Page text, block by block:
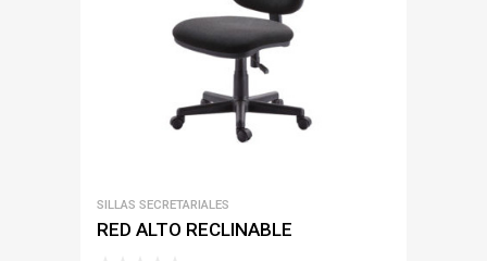
SILLAS SECRETARIALES
RED ALTO RECLINABLE